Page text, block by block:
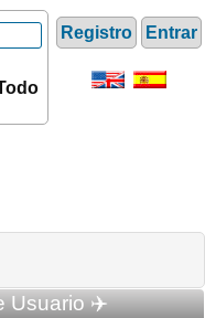
Registro Entrar
Usuario ✈️